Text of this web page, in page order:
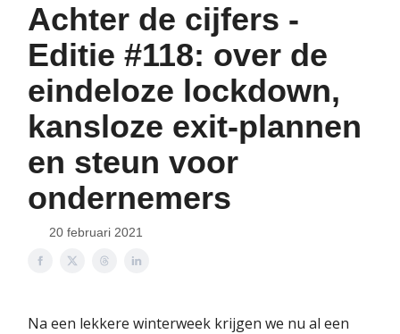
Achter de cijfers -
Editie #118: over de
eindeloze lockdown,
kansloze exit-plannen
en steun voor
ondernemers
20 februari 2021
Na een lekkere winterweek krijgen we nu al een